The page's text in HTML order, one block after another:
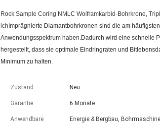
Rock Sample Coring NMLC Wolframkarbid-Bohrkrone,
ich Imprägnierte Diamantbohrkronen sind die am
Anwendungsspektrum haben.Dadurch wird eine schnelle
hergestellt, dass sie optimale Eindringraten und
Minimum zu halten.
Zustand: Neu
Garantie: 6 Monate
Anwendbare
Energie & Bergbau,